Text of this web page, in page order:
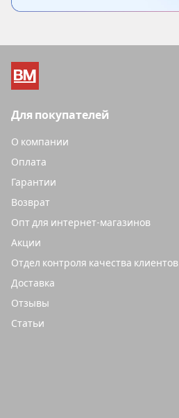
Для покупателей
О компании
Оплата
Гарантии
Возврат
Опт для интернет-магазинов
Акции
Отдел контроля качества клиентов
Доставка
Отзывы
Статьи